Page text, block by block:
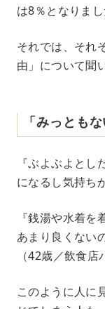
は8％となりまし
それでは、それ
由」について聞
「みっとも
『ぶよぶよと
になるし気持ち
『銭湯や水着
あまり良くない
（42歳／飲食店
このように人に